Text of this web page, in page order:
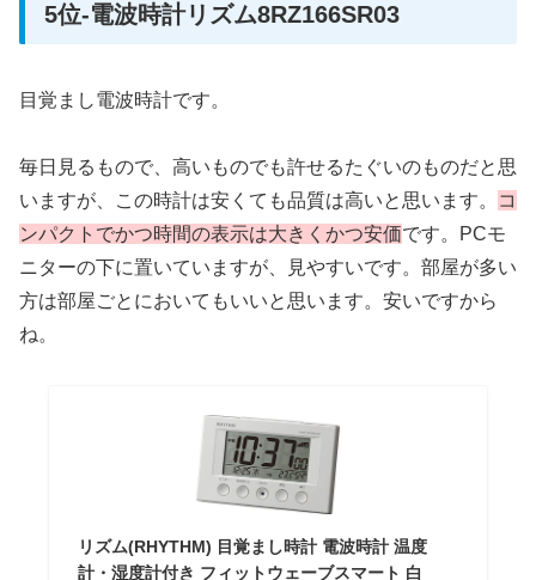
5位-電波時計リズム8RZ166SR03
目覚まし電波時計です。
毎日見るもので、高いものでも許せるたぐいのものだと思
いますが、この時計は安くても品質は高いと思います。
コ
ンパクトでかつ時間の表示は大きくかつ安価です。PCモ
ニターの下に置いていますが、見やすいです。部屋が多い
方は部屋ごとにおいてもいいと思います。安いですから
ね。
リズム(RHYTHM) 目覚まし時計 電波時計 温度
計・湿度計付き フィットウェーブスマート 白